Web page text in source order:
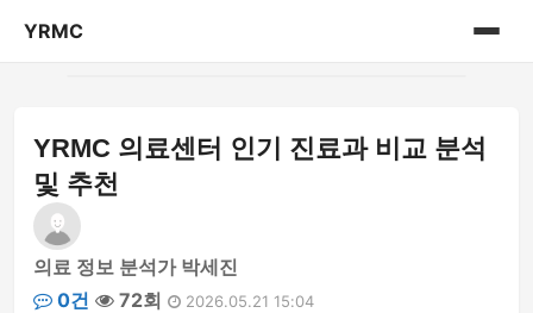
YRMC
의료 센터 정보
YRMC 의료센터 인기 진료과 비교 분석
및 추천
의료 정보 분석가 박세진
0건
72회 2026.05.21 15:04